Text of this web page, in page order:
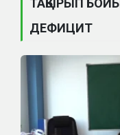
ТАҚЫРЫП
ДЕФИЦИТ